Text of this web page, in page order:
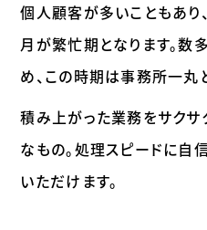
個人顧客が多いこともあ
月が繁忙期となります。数
め、この時期は事務所一丸
積み上がった業務をサクサ
なもの。処理スピードに自
いただけます。